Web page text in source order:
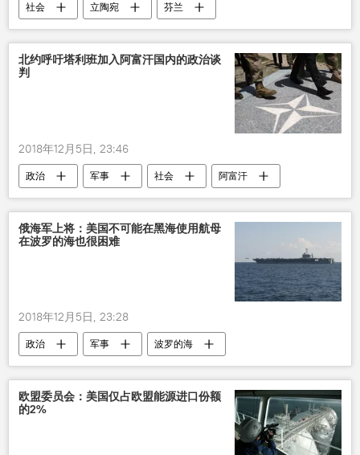
社会 立陶宛
芬兰
蟋蟀沙拉
食品
北约呼吁塔利班加入阿富汗国内的政治谈
判
2018年12月5日, 23:46
政治 军事 社会 阿富汗
俄海军上将：美国不可能在黑海使用航母
在波罗的海也很困难
2018年12月5日, 23:28
政治 军事 波罗的海
欧盟委员会：美国仅占欧盟能源进口份额
的2%